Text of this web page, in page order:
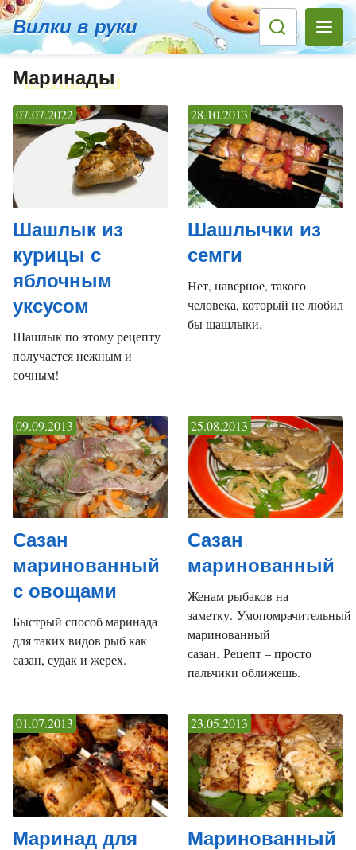
Вилки в руки
Маринады
Шашлык из
курицы с
яблочным
уксусом
07.07.2022
Шашлык по этому рецепту
получается нежным и
сочным!
Шашлычки из
семги
28.10.2013
Нет, наверное, такого
человека, который не любил
бы шашлыки.
Сазан
маринованный
с овощами
09.09.2013
Быстрый способ маринада
для таких видов рыб как
сазан, судак и жерех.
Сазан
маринованный
25.08.2013
Женам рыбаков на
заметку. Умопомрачительный
маринованный
сазан. Рецепт – просто
пальчики оближешь.
Маринад для
01.07.2013
Маринованный
23.05.2013